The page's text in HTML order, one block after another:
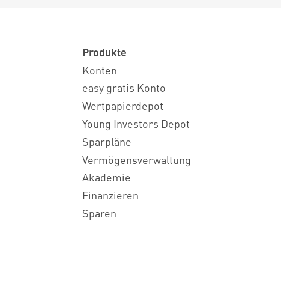
Produkte
Konten
easy gratis Konto
Wertpapierdepot
Young Investors Depot
Sparpläne
Vermögensverwaltung
Akademie
Finanzieren
Sparen